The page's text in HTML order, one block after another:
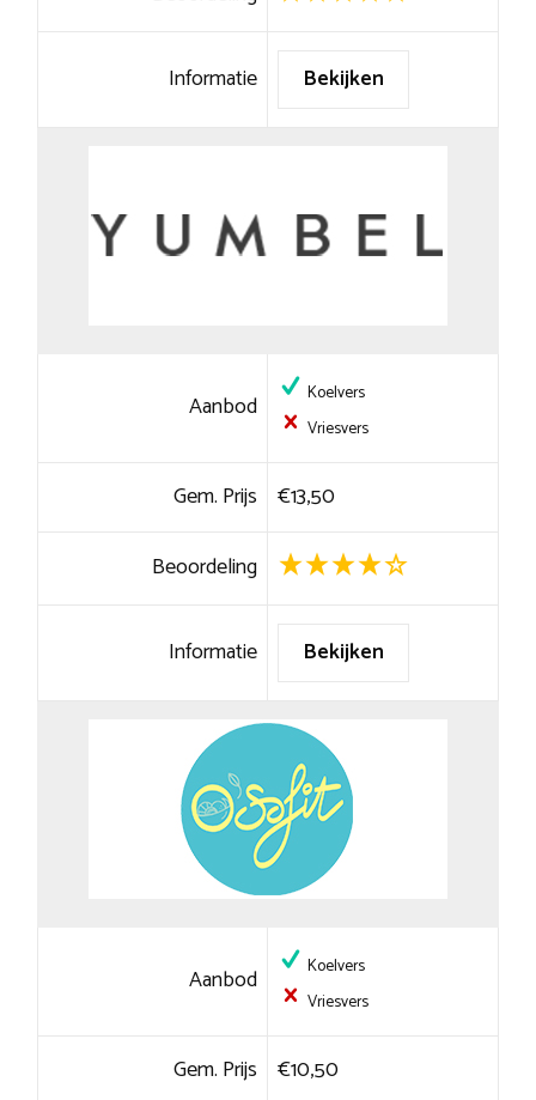
Informatie Bekijken
Aanbod
Koelvers
Vriesvers
Gem. Prijs €13,50
Beoordeling
Informatie Bekijken
Aanbod
Koelvers
Vriesvers
Gem. Prijs €10,50